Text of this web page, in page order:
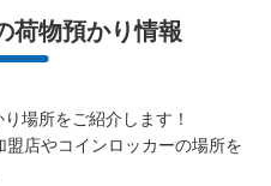
店と日時を
前予約
以上と提携
大きさのお荷物（リュック、ハンド
ど）
ズ
荷物預かり情報
場所をご紹介します！
店やコインロッカーの場所を